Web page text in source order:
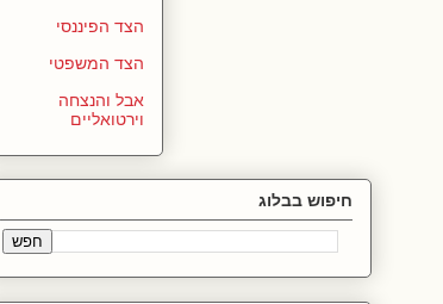
הצד הפיננסי
הצד המשפטי
אבל והנצחה
וירטואליים
חיפוש בבלוג